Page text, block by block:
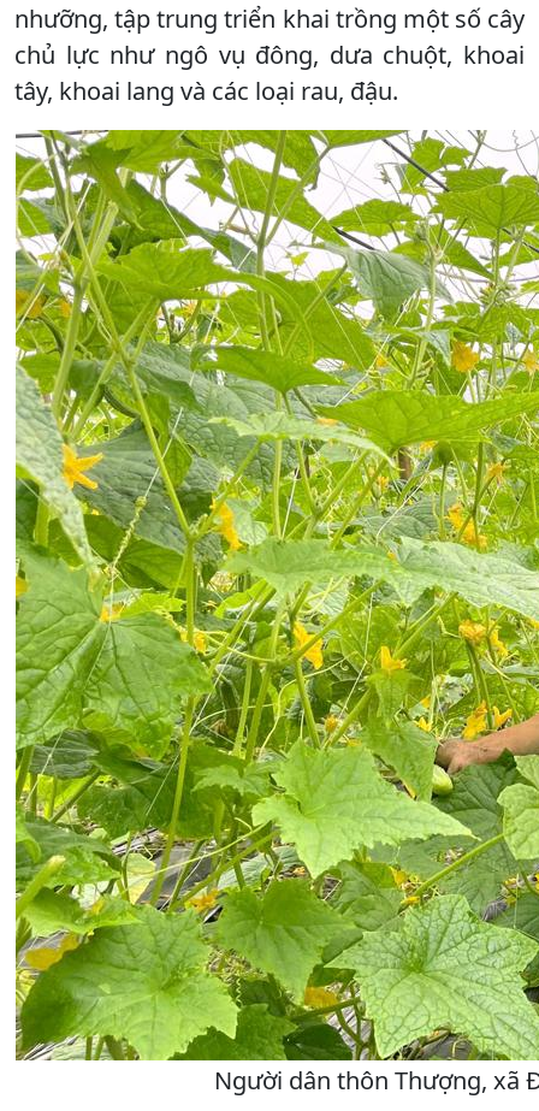
nhưỡng, tập trung triển khai trồng một số cây
chủ lực như ngô vụ đông, dưa chuột, khoai
tây, khoai lang và các loại rau, đậu.
Người dân thôn Thượng, xã